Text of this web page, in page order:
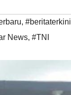
, #beritaterkini
News, #TNI